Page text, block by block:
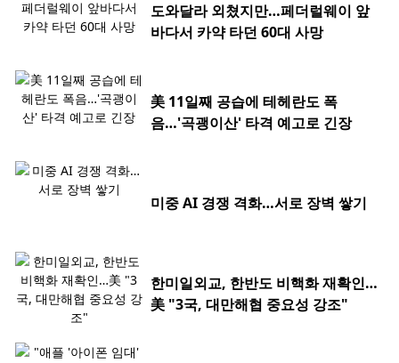
도와달라 외쳤지만…페더럴웨이 앞
바다서 카약 타던 60대 사망
美 11일째 공습에 테헤란도 폭
음…'곡괭이산' 타격 예고로 긴장
미중 AI 경쟁 격화…서로 장벽 쌓기
한미일외교, 한반도 비핵화 재확인…
美 "3국, 대만해협 중요성 강조"